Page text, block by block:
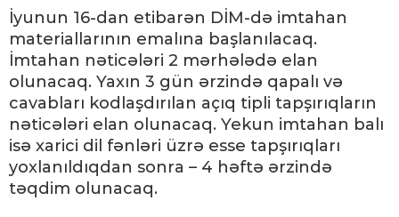
İyunun 16-dan etibarən DİM-də imtahan
materiallarının emalına başlanılacaq.
İmtahan nəticələri 2 mərhələdə elan
olunacaq. Yaxın 3 gün ərzində qapalı və
cavabları kodlaşdırılan açıq tipli tapşırıqların
nəticələri elan olunacaq. Yekun imtahan balı
isə xarici dil fənləri üzrə esse tapşırıqları
yoxlanıldıqdan sonra – 4 həftə ərzində
təqdim olunacaq.